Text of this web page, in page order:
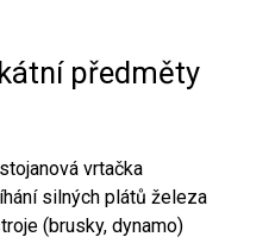
předměty
vrtačka
silných plátů železa
(brusky, dynamo)